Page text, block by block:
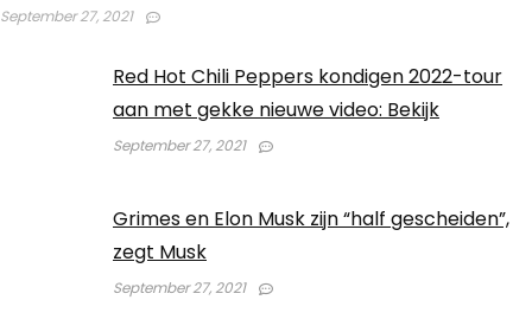
September 27, 2021
Red Hot Chili Peppers kondigen 2022-tour
aan met gekke nieuwe video: Bekijk
September 27, 2021
Grimes en Elon Musk zijn “half gescheiden”,
zegt Musk
September 27, 2021